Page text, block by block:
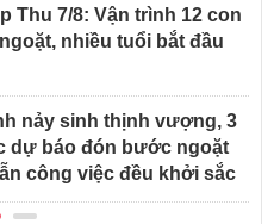
Thu 7/8: Vận trình 12 con
nhiều tuổi bắt đầu
nảy sinh thịnh vượng, 3
dự báo đón bước ngoặt
công việc đều khởi sắc